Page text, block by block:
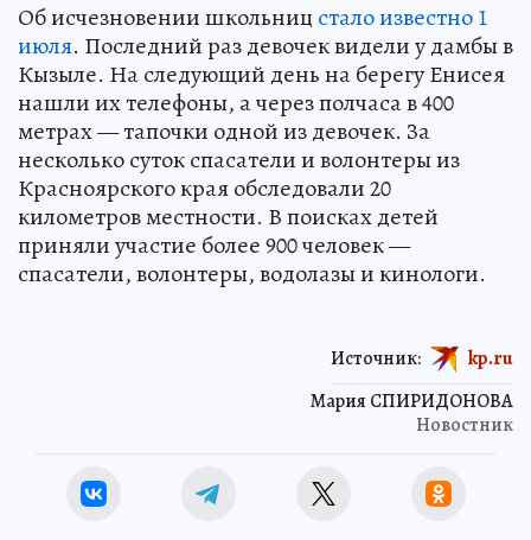
Об исчезновении школьниц стало известно 1
июля. Последний раз девочек видели у дамбы в
Кызыле. На следующий день на берегу Енисея
нашли их телефоны, а через полчаса в 400
метрах — тапочки одной из девочек. За
несколько суток спасатели и волонтеры из
Красноярского края обследовали 20
километров местности. В поисках детей
приняли участие более 900 человек —
спасатели, волонтеры, водолазы и кинологи.
Мария СПИРИДОНОВА
Новостник
Источник: kp.ru